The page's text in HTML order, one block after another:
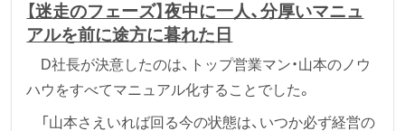
【迷走のフェーズ】夜中に一人、分厚いマニュ
アルを前に途方に暮れた日
D社長が決意したのは、トップ営業マン・山本のノウ
ハウをすべてマニュアル化することでした。
「山本さえいれば回る今の状態は、いつか必ず経営の